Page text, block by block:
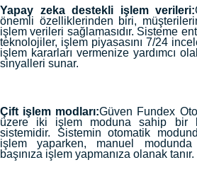
Yapay zeka destekli işlem verileri:
önemli özelliklerinden biri,
işlem verileri sağlamasıdır. Sisteme
teknolojiler, işlem piyasasını 7/24
işlem kararları vermenize yardımcı
sinyalleri sunar.
Çift işlem modları:Güven Fundex
üzere iki işlem moduna sahip bir
sistemidir. Sistemin otomatik
işlem yaparken, manuel
başınıza işlem yapmanıza olanak tanır.